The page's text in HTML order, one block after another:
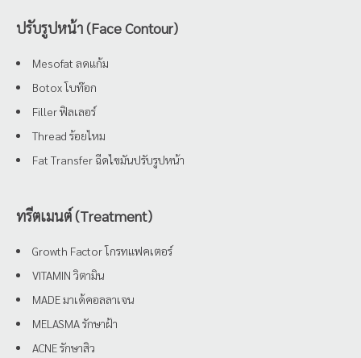
ปรับรูปหน้า (Face Contour)
Mesofat ลดแก้ม
Botox โบท๊อก
Filler ฟิลเลอร์
Thread ร้อยไหม
Fat Transfer ฉีดไขมันปรับรูปหน้า
ทรีตเมนต์ (Treatment)
Growth Factor โกรทแฟคเตอร์
VITAMIN วิตามิน
MADE มาเด้คอลลาเจน
MELASMA รักษาฝ้า
ACNE รักษาสิว